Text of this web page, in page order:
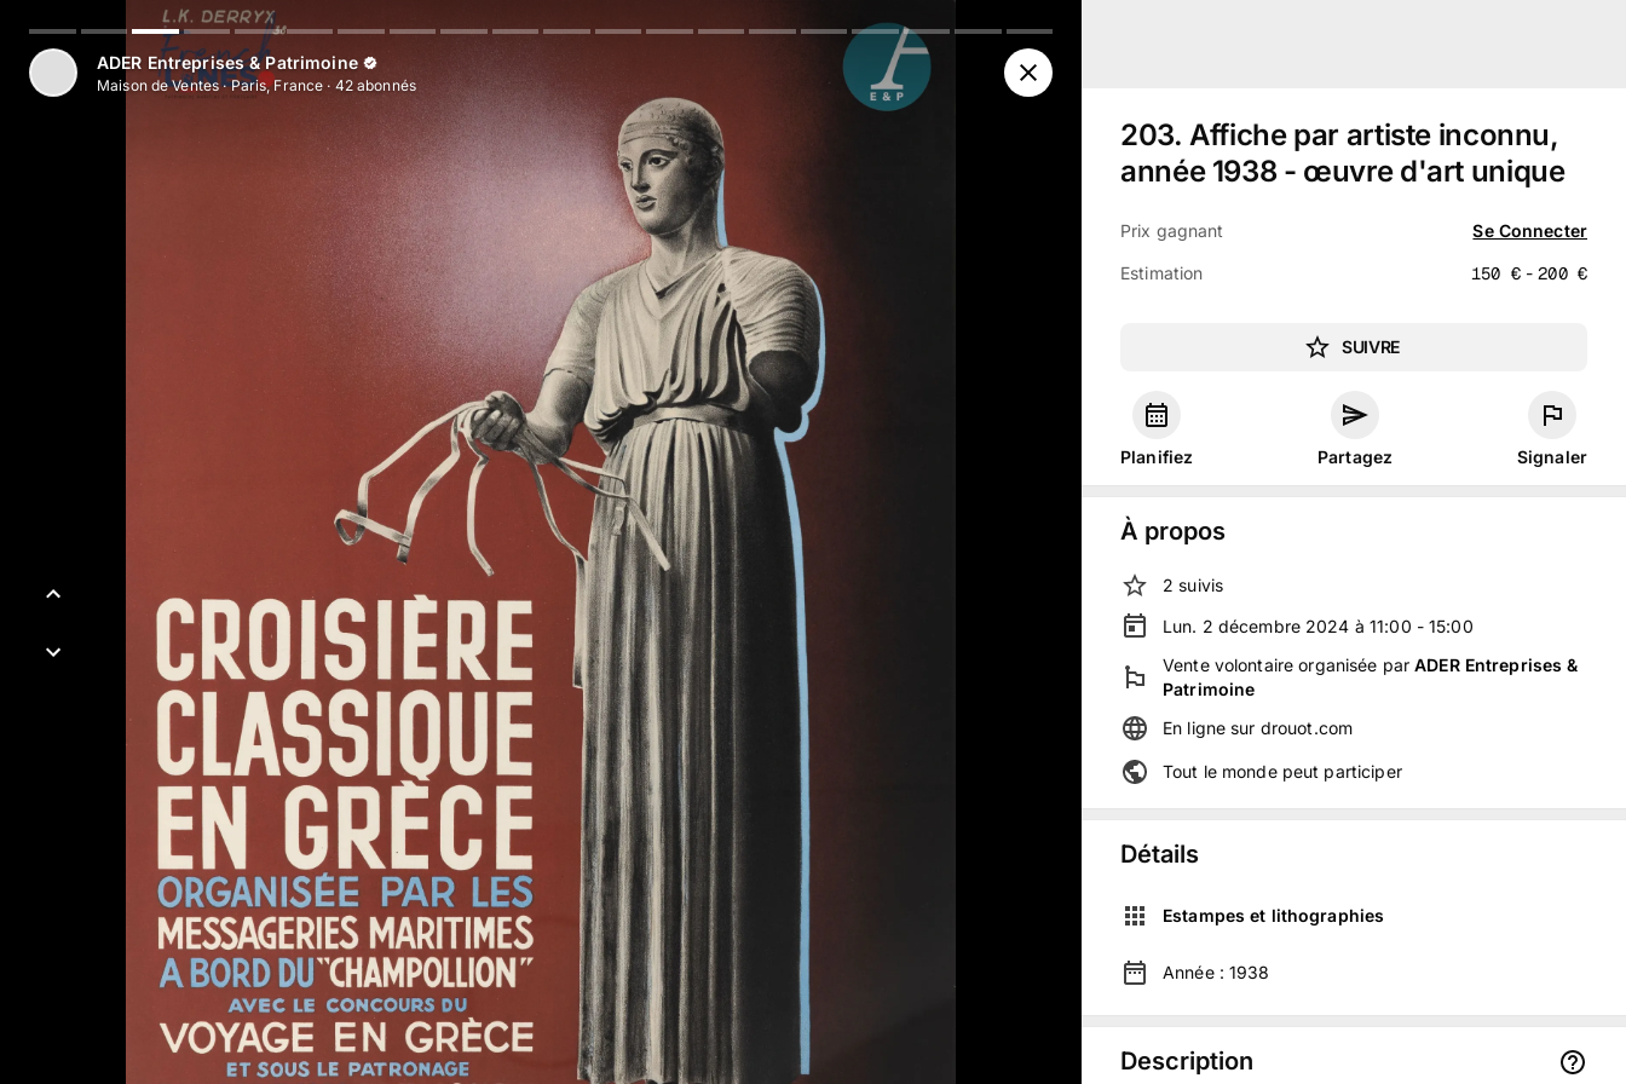
ADER Entreprises & Patrimoine
Maison de Ventes·Paris, France · 42abonnés
203.Affiche par artiste inconnu,
année 1938 - œuvre d'art unique
Prix gagnant Se Connecter
Estimation 150 €-200 €
SUIVRE
Planifiez Partagez Signaler
À propos
2 suivis
Lun. 2 décembre 2024 à 11:00 - 15:00
Vente volontaire organisée parADER Entreprises &
Patrimoine
En ligne sur drouot.com
Tout le monde peut participer
Détails
Estampes et lithographies
Année :1938
Description